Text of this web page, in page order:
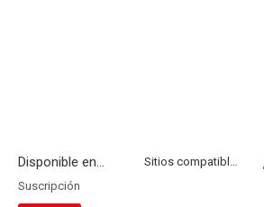
Disponible en...
Sitios compatibles
Suscripción